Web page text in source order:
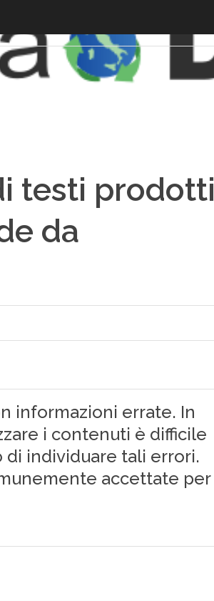
testi prodotti
da
informazioni errate. In
i contenuti è difficile
di individuare tali errori.
accettate per